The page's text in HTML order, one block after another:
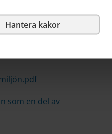
Hantera kakor
och
som en del av